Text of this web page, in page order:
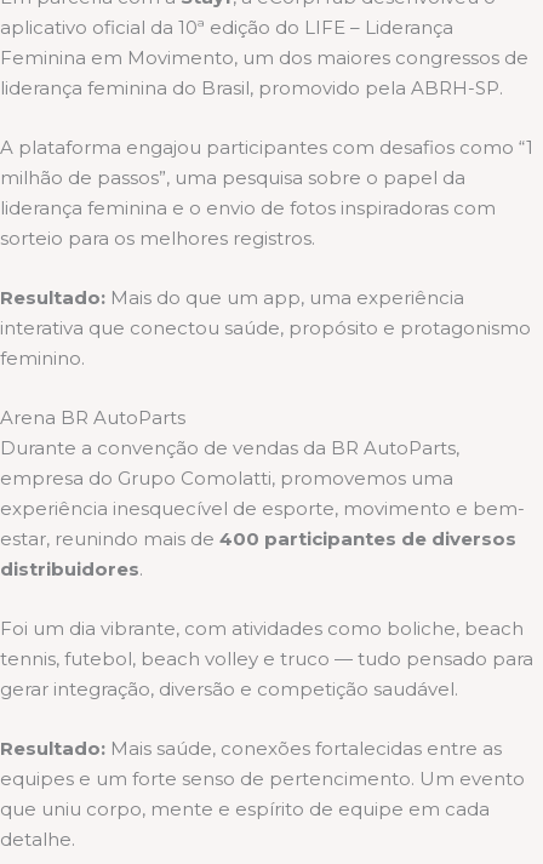
aplicativo oficial da 10ª edição do LIFE – Liderança
Feminina em Movimento, um dos maiores congressos de
liderança feminina do Brasil, promovido pela ABRH-SP.
A plataforma engajou participantes com desafios como “1
milhão de passos”, uma pesquisa sobre o papel da
liderança feminina e o envio de fotos inspiradoras com
sorteio para os melhores registros.
Resultado: Mais do que um app, uma experiência
interativa que conectou saúde, propósito e protagonismo
feminino.
Arena BR AutoParts
Durante a convenção de vendas da BR AutoParts,
empresa do Grupo Comolatti, promovemos uma
experiência inesquecível de esporte, movimento e bem-
estar, reunindo mais de 400 participantes de diversos
distribuidores.
Foi um dia vibrante, com atividades como boliche, beach
tennis, futebol, beach volley e truco — tudo pensado para
gerar integração, diversão e competição saudável.
Resultado: Mais saúde, conexões fortalecidas entre as
equipes e um forte senso de pertencimento. Um evento
que uniu corpo, mente e espírito de equipe em cada
detalhe.